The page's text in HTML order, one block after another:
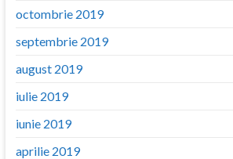
octombrie 2019
septembrie 2019
august 2019
iulie 2019
iunie 2019
aprilie 2019